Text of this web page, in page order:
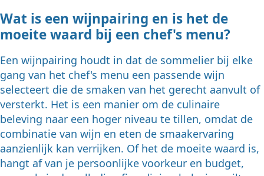
Wat is een wijnpairing en is het de
moeite waard bij een chef's menu?
Een wijnpairing houdt in dat de sommelier bij elke
gang van het chef's menu een passende wijn
selecteert die de smaken van het gerecht aanvult of
versterkt. Het is een manier om de culinaire
beleving naar een hoger niveau te tillen, omdat de
combinatie van wijn en eten de smaakervaring
aanzienlijk kan verrijken. Of het de moeite waard is,
hangt af van je persoonlijke voorkeur en budget,